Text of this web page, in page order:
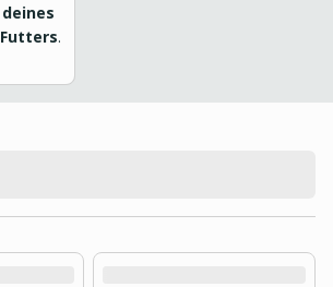
deines
Futters.